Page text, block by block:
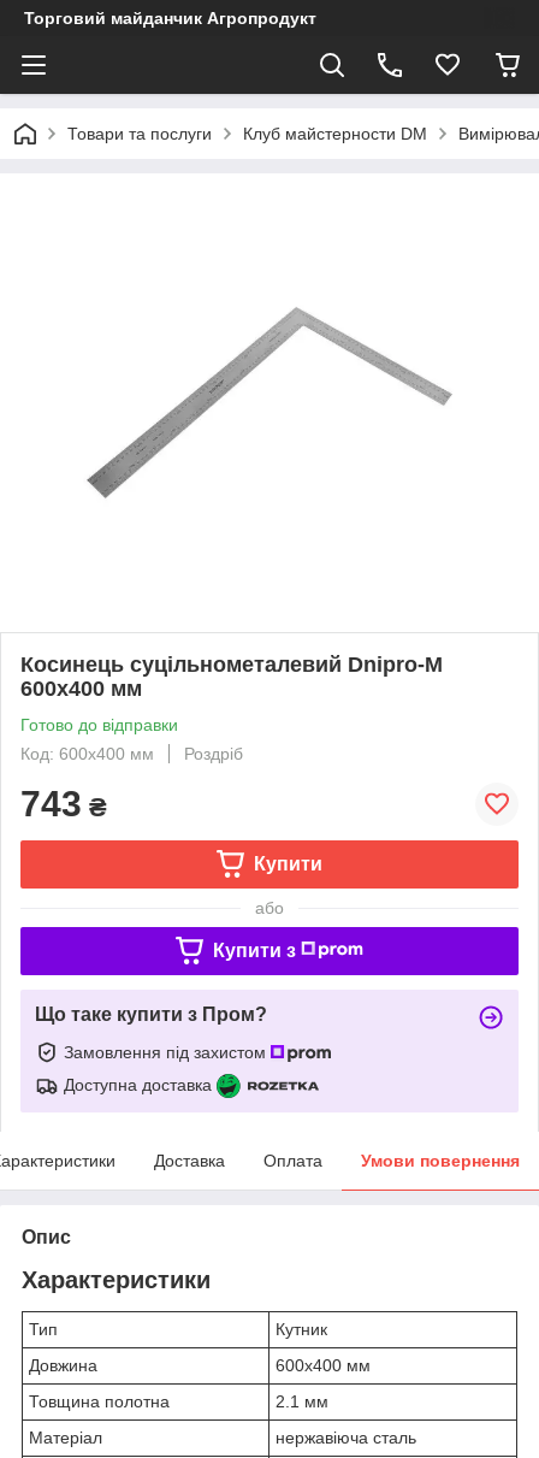
Торговий майданчик Агропродукт
Товари та послуги Клуб майстерности DM
Косинець суцільнометалевий Dnipro-M
600х400 мм
Готово до відправки
Код: 600х400 мм
Роздріб
743 ₴
Купити
або
Купити з
Що таке купити з Пром?
Замовлення під захистом
Доступна доставка
Доставка Оплата Умови повернення
Опис
Характеристики
Тип
Кутник
Довжина
600х400 мм
Товщина полотна
2.1 мм
Матеріал
нержавіюча сталь